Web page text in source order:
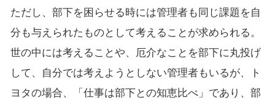
ただし、部下を困らせる時には管理者も同じ課題を自
分も与えられたものとして考えることが求められる。
世の中には考えることや、厄介なことを部下に丸投げ
して、自分では考えようとしない管理者もいるが、ト
ヨタの場合、「仕事は部下との知恵比べ」であり、部